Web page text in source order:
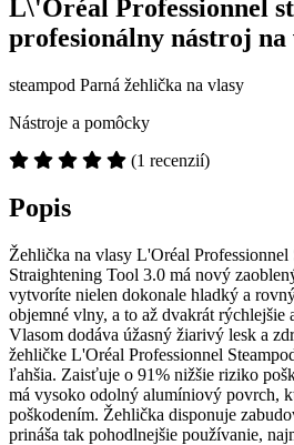
L\'Oréal Professionnel
profesionálny nástroj na
steampod Parná žehlička na vlasy
Nástroje a pomôcky
(1 recenzií)
Popis
Žehlička na vlasy L'Oréal Professionnel
Straightening Tool 3.0 má nový
vytvoríte nielen dokonale hladký a
objemné vlny, a to až dvakrát rýchlejšie
Vlasom dodáva úžasný žiarivý lesk a
žehličke L'Oréal Professionnel
ľahšia. Zaisťuje o 91% nižšie riziko
má vysoko odolný alumíniový povrch,
poškodením. Žehlička disponuje
prináša tak pohodlnejšie používanie,